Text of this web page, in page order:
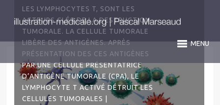
MENU
LES LYMPHOCYTES T, SONT LES
ACTEURS CLÉS DE LA DESTRUCTION
TUMORALE. LA CELLULE TUMORALE
LIBÈRE DES ANTIGÈNES. APRÈS
PRÉSENTATION DES CES ANTIGÈNES
PAR UNE CELLULE PRÉSENTATRICE
D’ANTIGÈNE TUMORALE (CPA), LE
LYMPHOCYTE T ACTIVÉ DÉTRUIT LES
CELLULES TUMORALES |